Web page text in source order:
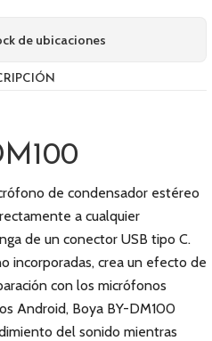
de ubicaciones
de condensador estéreo
a cualquier
de un conector USB tipo C.
incorporadas, crea un efecto de
con los micrófonos
Android, Boya BY-DM100
del sonido mientras